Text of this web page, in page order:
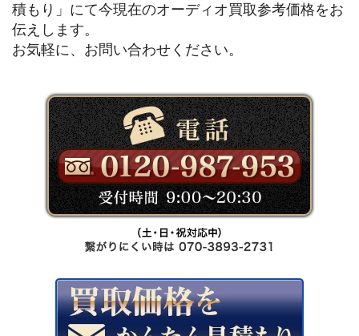
積もり」にて今現在のオーディオ買取参考価格をお
伝えします。
お気軽に、お問い合わせください。